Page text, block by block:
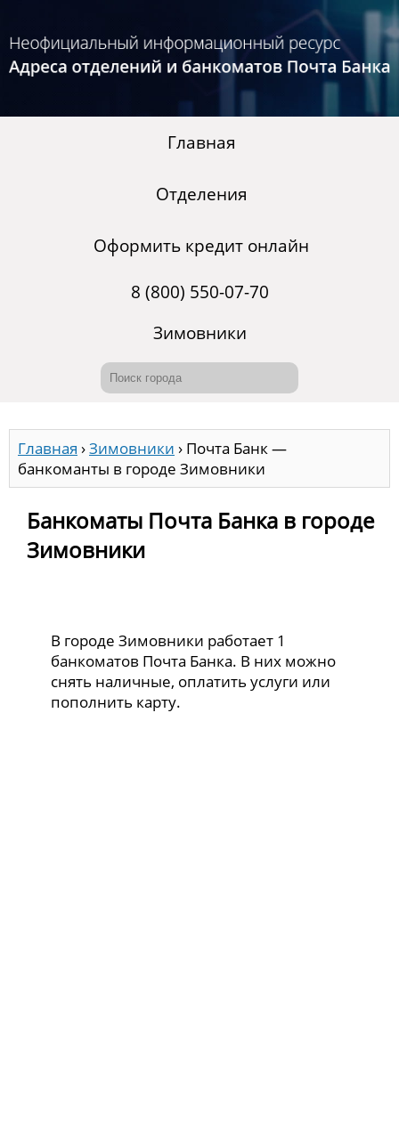
Главная
Отделения
Оформить кредит онлайн
8 (800) 550-07-70
Зимовники
Главная ›Зимовники › Почта Банк —
банкоманты в городе Зимовники
Банкоматы Почта Банка в городе
Зимовники
В городе Зимовники работает 1
банкоматов Почта Банка. В них можно
снять наличные, оплатить услуги или
пополнить карту.